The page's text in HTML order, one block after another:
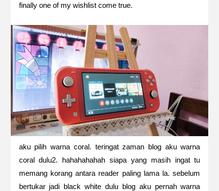
finally one of my wishlist come true.
aku pilih warna coral. teringat zaman blog aku warna
coral dulu2. hahahahahah siapa yang masih ingat tu
memang korang antara reader paling lama la. sebelum
bertukar jadi black white dulu blog aku pernah warna